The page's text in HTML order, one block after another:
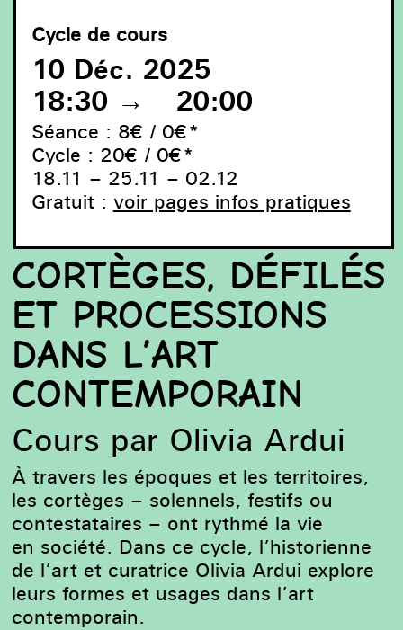
Lorraine O’Grady, Art Is. . . (Troupe Front), 1983/2009.
Ibrahim (Chicago, Paris, Mexico City) © 2025 Lorraine
O’Grady/Artist Rights Society (ARS), New York.
Cycle de cours
10 Déc. 2025
18:30 → 20:00
Séance : 8€ / 0€*
Cycle : 20€ / 0€*
18.11 – 25.11 – 02.12
Gratuit : voir pages infos pratiques
CORTÈGES, DÉFILÉS
ET PROCESSIONS
DANS L’ART
CONTEMPORAIN
Cours par Olivia Ardui
À travers les époques et les territoires,
les cortèges – solennels, festifs ou
contestataires – ont rythmé la vie
en société. Dans ce cycle, l’historienne
de l’art et curatrice Olivia Ardui explore
leurs formes et usages dans l’art
contemporain.